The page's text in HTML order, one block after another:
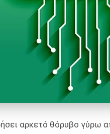
αρκετό θόρυβο γύρω